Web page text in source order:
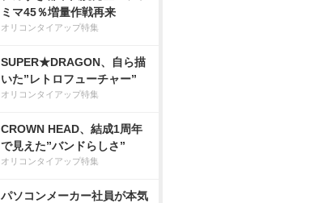
ミマ45％増量作戦再来
オリコンタイアップ特集
SUPER★DRAGON、自ら描
いた”レトロフューチャー”
オリコンタイアップ特集
CROWN HEAD、結成1周年
で見えた”バンドらしさ”
オリコンタイアップ特集
パソコンメーカー社員が本気